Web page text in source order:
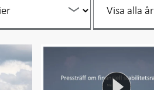
per
år